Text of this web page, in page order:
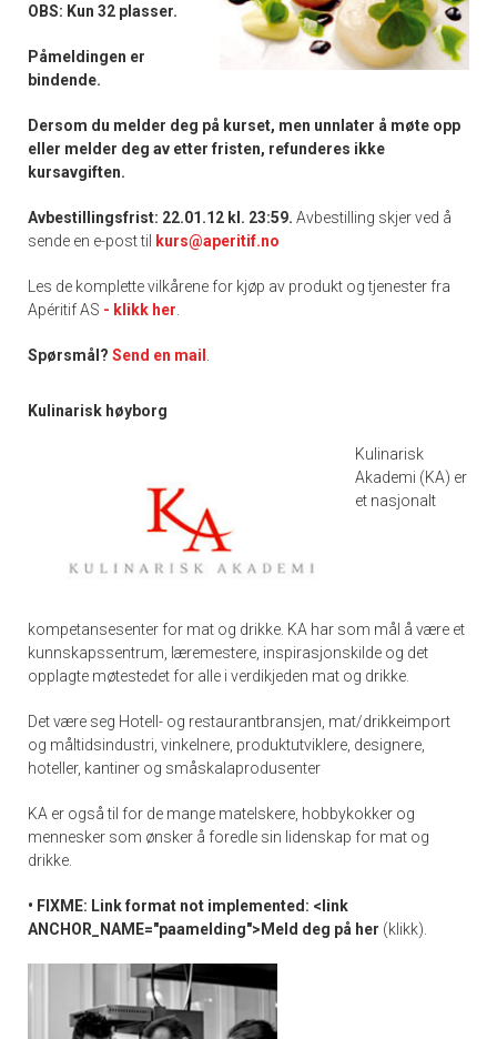
OBS: Kun 32 plasser.
Påmeldingen er
bindende.
Dersom du melder deg på kurset, men unnlater å møte opp
eller melder deg av etter fristen, refunderes ikke
kursavgiften.
Avbestillingsfrist: 22.01.12 kl. 23:59. Avbestilling skjer ved å
sende en e-post til
kurs@aperitif.no
Les de komplette vilkårene for kjøp av produkt og tjenester fra
Apéritif AS - klikk her
Spørsmål? Send en mail
Kulinarisk høyborg
Kulinarisk
Akademi (KA) er
et nasjonalt
kompetansesenter for mat og drikke. KA har som mål å være et
kunnskapssentrum, læremestere, inspirasjonskilde og det
opplagte møtestedet for alle i verdikjeden mat og drikke.
Det være seg Hotell- og restaurantbransjen, mat/drikkeimport
og måltidsindustri, vinkelnere, produktutviklere, designere,
hoteller, kantiner og småskalaprodusenter
KA er også til for de mange matelskere, hobbykokker og
mennesker som ønsker å foredle sin lidenskap for mat og
drikke.
• FIXME: Link format not implemented: <link
ANCHOR_NAME="paamelding">Meld deg på her (klikk).